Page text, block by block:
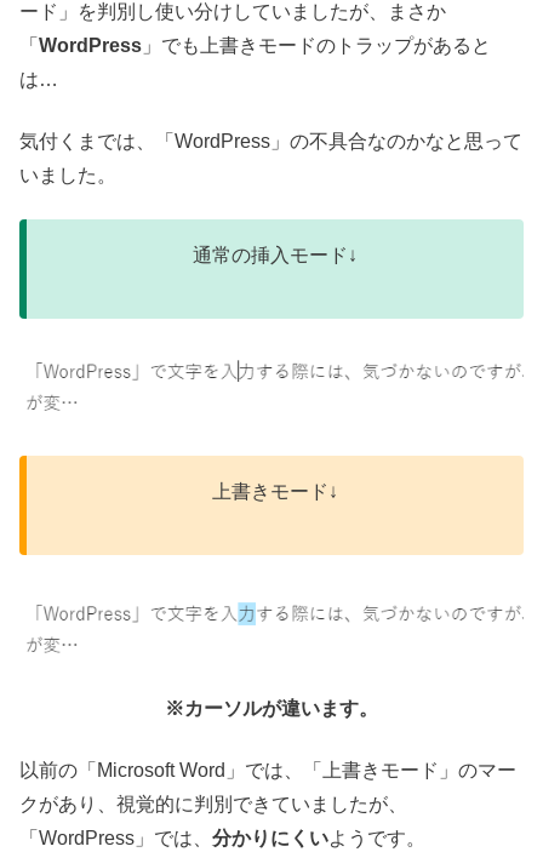
ード」を判別し使い分けしていましたが、まさか
「 WordPress 」でも上書きモードのトラップがあると
は…
気付くまでは、「WordPress」の不具合なのかなと思って
いました。
通常の挿入モード↓
上書きモード↓
※カーソルが違います。
以前の「Microsoft Word」では、「上書きモード」のマー
クがあり、視覚的に判別できていましたが、
「WordPress」では、 分かりにくいようです。